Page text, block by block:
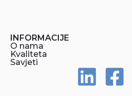
INFORMACIJE
O nama
Kvaliteta
Savjeti